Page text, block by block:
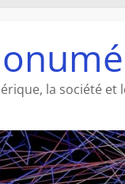
la société